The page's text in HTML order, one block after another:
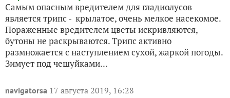
Самым опасным вредителем для гладиолусов
является трипс - крылатое, очень мелкое насекомое.
Пораженные вредителем цветы искривляются,
бутоны не раскрываются. Трипс активно
размножается с наступлением сухой, жаркой погоды.
Зимует под чешуйками...
navigatorsa 17 августа 2019, 16:28